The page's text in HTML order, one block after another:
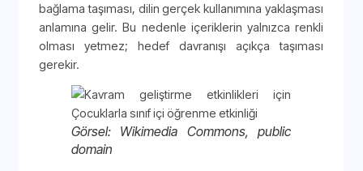
bağlama taşıması, dilin gerçek kullanımına yaklaşması
anlamına gelir. Bu nedenle içeriklerin yalnızca renkli
olması yetmez; hedef davranışı açıkça taşıması
gerekir.
Görsel: Wikimedia Commons, public
domain